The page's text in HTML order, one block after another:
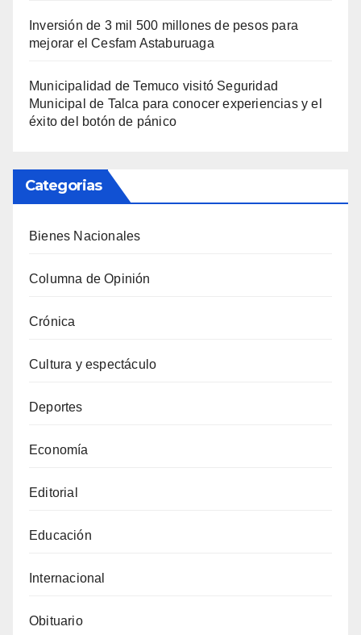
Inversión de 3 mil 500 millones de pesos para
mejorar el Cesfam Astaburuaga
Municipalidad de Temuco visitó Seguridad
Municipal de Talca para conocer experiencias y el
éxito del botón de pánico
Categorias
Bienes Nacionales
Columna de Opinión
Crónica
Cultura y espectáculo
Deportes
Economía
Editorial
Educación
Internacional
Obituario